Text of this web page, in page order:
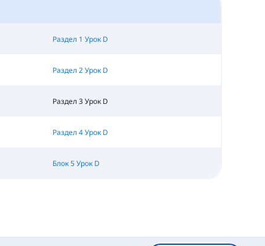
Раздел 1 Урок D
Раздел 2 Урок D
Раздел 3 Урок D
Раздел 4 Урок D
Блок 5 Урок D